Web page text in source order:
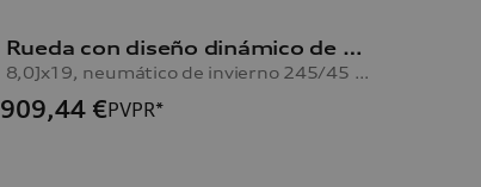
Rueda con diseño dinámico de 10 radios A6 Avant y A6 Limousine
8,0Jx19, neumático de invierno 245/45 R19 102V XL, derecha
909,44 €PVPR*